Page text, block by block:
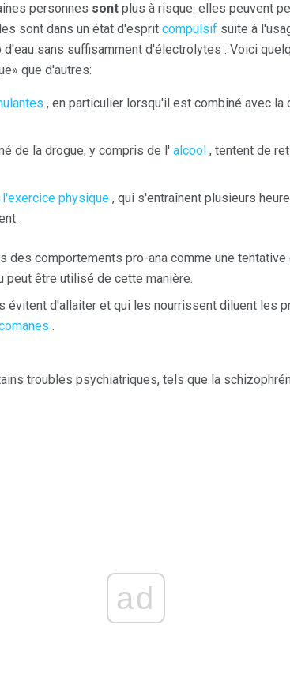
personnes sont plus à risque: elles peuvent
sont dans un état d'esprit compulsif suite à
sans suffisamment d'électrolytes . Voici
que d'autres:
, en particulier lorsqu'il est combiné avec la
de la drogue, y compris de l' alcool , tentent de
l'exercice physique , qui s'entraînent plusieurs
des comportements pro-ana comme une
peut être utilisé de cette manière.
évitent d'allaiter et qui les nourrissent diluent les
.
troubles psychiatriques, tels que la
ad